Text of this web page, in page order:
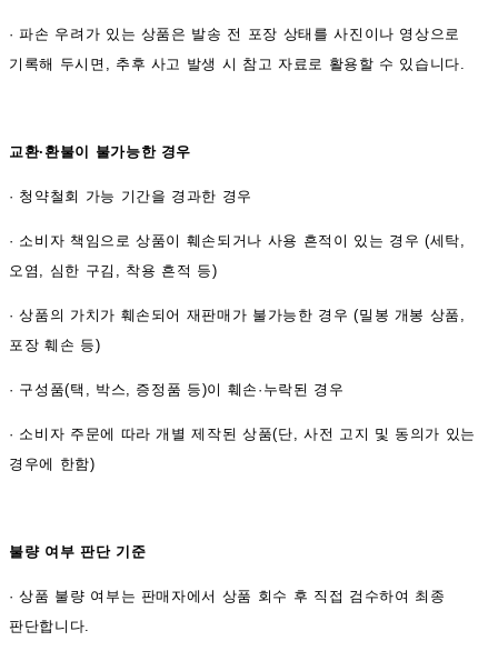
·파손 우려가 있는 상품은 발송 전 포장 상태를 사진이나 영상으로
기록해 두시면, 추후 사고 발생 시 참고 자료로 활용할 수 있습니다.
교환·환불이 불가능한 경우
· 청약철회 가능 기간을 경과한 경우
· 소비자 책임으로 상품이 훼손되거나 사용 흔적이 있는 경우 (세탁,
오염, 심한 구김, 착용 흔적 등)
·상품의 가치가 훼손되어 재판매가 불가능한 경우 (밀봉 개봉 상품,
포장 훼손 등)
· 구성품(택, 박스, 증정품 등)이 훼손·누락된 경우
· 소비자 주문에 따라 개별 제작된 상품(단, 사전 고지 및 동의가 있는
경우에 한함)
불량 여부 판단 기준
·상품 불량 여부는 판매자에서 상품 회수 후 직접 검수하여 최종
판단합니다.